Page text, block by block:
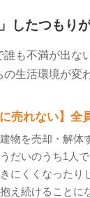
したつもり
も不満が出な
生活環境が変
に売れない】
物を売却・解体
だいのうち1人
にくくなった
え続けることに